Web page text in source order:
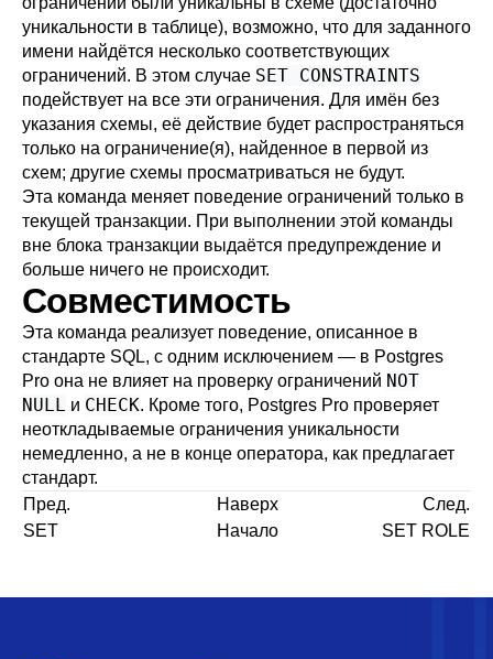
уникальности в таблице), возможно, что для заданного
имени найдётся несколько соответствующих
ограничений. В этом случае SET CONSTRAINTS
подействует на все эти ограничения. Для имён без
указания схемы, её действие будет распространяться
только на ограничение(я), найденное в первой из
схем; другие схемы просматриваться не будут.
Эта команда меняет поведение ограничений только в
текущей транзакции. При выполнении этой команды
вне блока транзакции выдаётся предупреждение и
больше ничего не происходит.
Совместимость
Эта команда реализует поведение, описанное в
стандарте SQL, с одним исключением — в Postgres
Pro она не влияет на проверку ограничений NOT
NULL и CHECK. Кроме того, Postgres Pro проверяет
неоткладываемые ограничения уникальности
немедленно, а не в конце оператора, как предлагает
стандарт.
Пред.
Наверх
След.
SET
Начало SET ROLE